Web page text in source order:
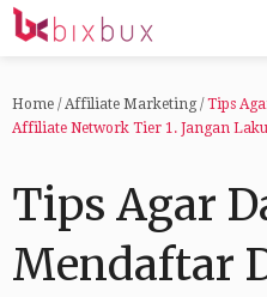
Home / Affiliate Marketing/ Tips
Affiliate Network Tier 1. Jangan
Tips Agar
Mendaftar